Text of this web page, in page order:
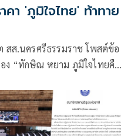
คา 'ภูมิใจไทย' ท้าทาย
สส.นครศรีธรรมราช โพสต์ข้อ
ง “ทักษิณ หยาม ภูมิใจไทยคือ